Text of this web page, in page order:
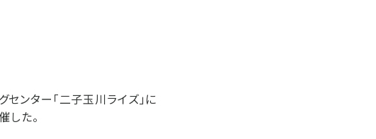
ンター「二子玉川ライズ」に
した。